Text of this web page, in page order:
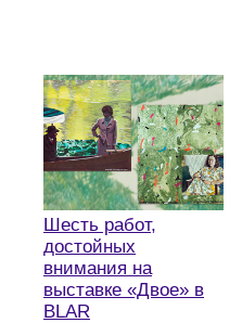
Шесть работ,
достойных
внимания на
выставке «Двое» в
BLAR